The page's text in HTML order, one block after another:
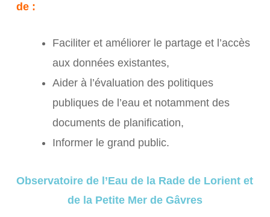
de :
Faciliter et améliorer le partage et l’accès
aux données existantes,
Aider à l’évaluation des politiques
publiques de l’eau et notamment des
documents de planification,
Informer le grand public.
Observatoire de l’Eau de la Rade de Lorient et
de la Petite Mer de Gâvres